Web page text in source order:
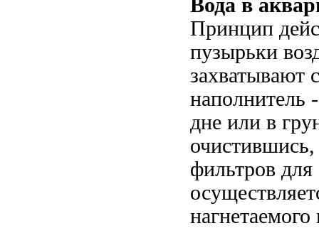
Вода в
Принцип
пузырьки
захватывают
наполнитель
дне или в
фильтров